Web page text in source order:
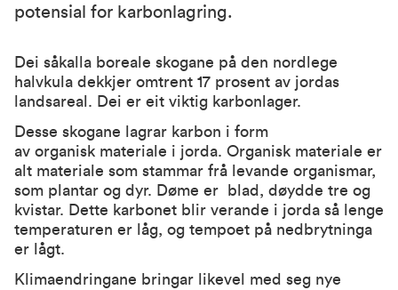
potensial for karbonlagring.
Dei såkalla boreale skogane på den nordlege
halvkula dekkjer omtrent 17 prosent av jordas
landsareal. Dei er eit viktig karbonlager.
Desse skogane lagrar karbon i form
av organisk materiale i jorda. Organisk materiale er
alt materiale som stammar frå levande organismar,
som plantar og dyr. Døme er blad, døydde tre og
kvistar. Dette karbonet blir verande i jorda så lenge
temperaturen er låg, og tempoet på nedbrytninga
er lågt.
Klimaendringane bringar likevel med seg nye